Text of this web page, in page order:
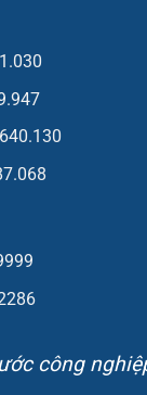
công